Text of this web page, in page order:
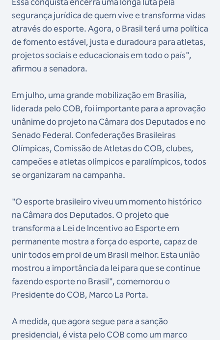
segurança jurídica de quem vive e transforma vidas
através do esporte. Agora, o Brasil terá uma política
de fomento estável, justa e duradoura para atletas,
projetos sociais e educacionais em todo o país",
afirmou a senadora.
Em julho, uma grande mobilização em Brasília,
liderada pelo COB, foi importante para a aprovação
unânime do projeto na Câmara dos Deputados e no
Senado Federal. Confederações Brasileiras
Olímpicas, Comissão de Atletas do COB, clubes,
campeões e atletas olímpicos e paralímpicos, todos
se organizaram na campanha.
"O esporte brasileiro viveu um momento histórico
na Câmara dos Deputados. O projeto que
transforma a Lei de Incentivo ao Esporte em
permanente mostra a força do esporte, capaz de
unir todos em prol de um Brasil melhor. Esta união
mostrou a importância da lei para que se continue
fazendo esporte no Brasil", comemorou o
Presidente do COB, Marco La Porta.
A medida, que agora segue para a sanção
presidencial, é vista pelo COB como um marco